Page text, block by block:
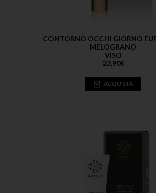
CONTORNO OCCHI GIORNO
MELOGRANO
VISO
23,90€
ACQUISTA